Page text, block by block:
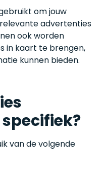
om jouw
advertenties
ook worden
in kaart te brengen,
kunnen bieden.
van de volgende